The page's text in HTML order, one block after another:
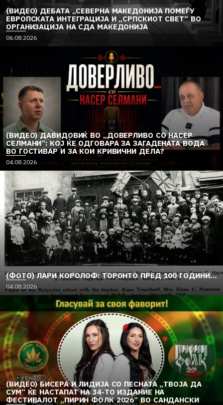
(ВИДЕО) ДЕБАТА „СЕВЕРНА МАКЕДОНИЈА ПОМЕЃУ
ЕВРОПСКАТА ИНТЕГРАЦИЈА И „СРПСКИОТ СВЕТ“ ВО
ОРГАНИЗАЦИЈА НА СДА МАКЕДОНИЈА
06.08.2026
(ВИДЕО) ДАВИДОВИЌ ВО „ДОВЕРЛИВО СО НАСЕР
СЕЛМАНИ“: КОЈ ЌЕ ОДГОВАРА ЗА ЗАГАДЕНАТА ВОДА
ВО ГОСТИВАР И ЗА КОИ КРИВИЧНИ ДЕЛА?
04.08.2026
(ФОТО) ЛАРИ КОРОЛОФ: ТОРОНТО ПРЕД 100 ГОДИНИ…
04.08.2026
(ВИДЕО) БИСЕРА И ЛИДИЈА СО ПЕСНАТА „ТВОЈА ДА
СУМ“ ЌЕ НАСТАПАТ НА 34-ТО ИЗДАНИЕ НА
ФЕСТИВАЛОТ „ПИРИН ФОЛК 2026“ ВО САНДАНСКИ